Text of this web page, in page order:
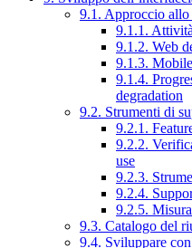
9.1. Approccio
9.1.1.
9.1.2. Web
9.1.3.
9.1.4.
degradation
9.2. Strumenti di
9.2.1.
9.2.2.
use
9.2.3.
9.2.4.
9.2.5.
9.3. Catalogo del
9.4. Sviluppare